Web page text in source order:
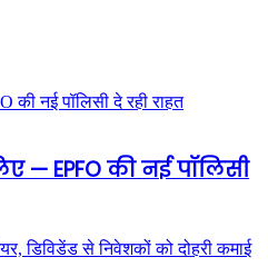
नई पॉलिसी दे रही राहत
— EPFO की नई पॉलिसी
डिविडेंड से निवेशकों को दोहरी कमाई